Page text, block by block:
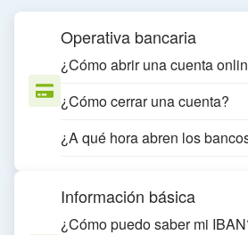
Operativa bancaria
¿Cómo abrir una cuenta
¿Cómo cerrar una cuenta?
¿A qué hora abren los
Información básica
¿Cómo puedo saber mi